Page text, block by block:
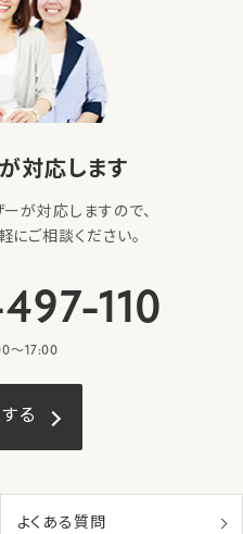
対応します
ーが対応しますので、
にご相談ください。
110
〜17:00
る
よくある質問